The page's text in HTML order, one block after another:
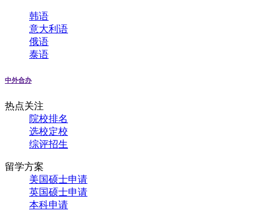
韩语
意大利语
俄语
泰语
中外合办
热点关注
院校排名
选校定校
综评招生
留学方案
美国硕士申请
英国硕士申请
本科申请